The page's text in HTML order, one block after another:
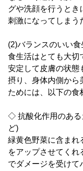
グや洗顔を行うとき
刺激になってしまう
(2)バランスのいい食
食生活はとても大切
安定して皮膚の状態
摂り、身体内側から
ためには、以下の食
◇ 抗酸化作用のある
ど)
緑黄色野菜に含まれ
をアップさせてくれ
でダメージを受けて